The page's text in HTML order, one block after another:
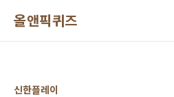
올앤픽퀴즈
신한플레이